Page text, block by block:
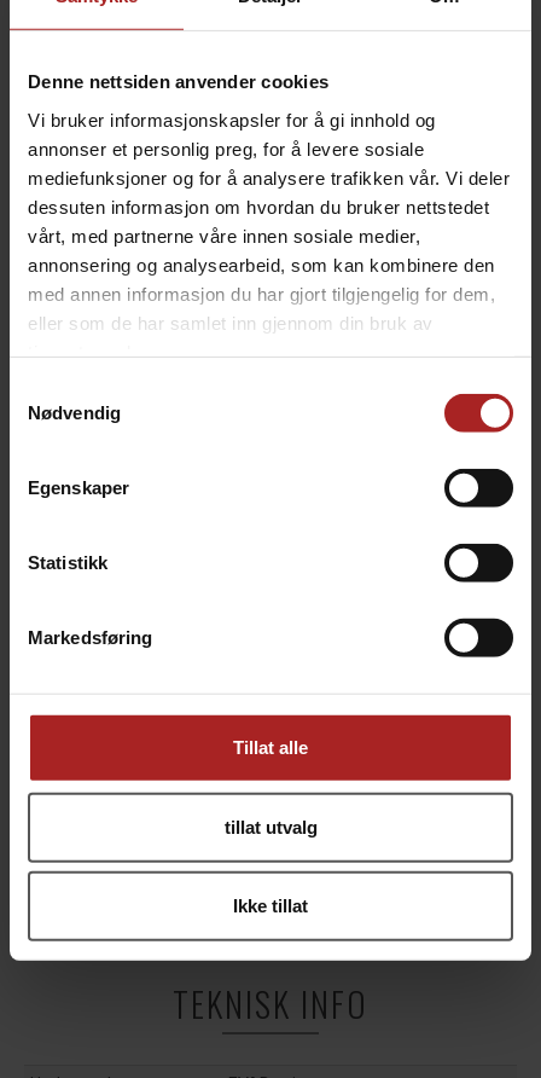
Denne nettsiden anvender cookies
Vi bruker informasjonskapsler for å gi innhold og
annonser et personlig preg, for å levere sosiale
mediefunksjoner og for å analysere trafikken vår. Vi deler
dessuten informasjon om hvordan du bruker nettstedet
vårt, med partnerne våre innen sosiale medier,
annonsering og analysearbeid, som kan kombinere den
med annen informasjon du har gjort tilgjengelig for dem,
eller som de har samlet inn gjennom din bruk av
Nødvendig
Egenskaper
Statistikk
Markedsføring
Tillat alle
tillat utvalg
Ikke tillat
i å lekke ut gjennom slangeveggen, eller å la oksygen
som står i slangen en tid blir ødelagt. Innvendig er
overflaten svært glatt, men minimal friksjon for ølet,
samtidig som det gjør det vanskelig for urenheter,
bakterier, mikrober el å feste seg.
Trykk-toleranse (med 50% sikkerhetsmargin):
ved 30C: 200psi / 1,4MPa
passer til dine hurtigkoblinger:
1/4" er litt mere enn 6mm
TEKNISK INFO